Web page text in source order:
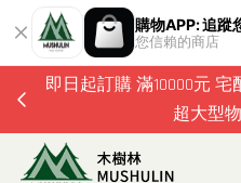
購物APP: 追蹤
您信賴的商店
即日起訂購 滿10000元
超大型